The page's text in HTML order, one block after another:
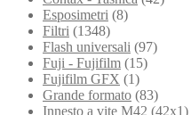
Esposimetri (8)
Filtri (1348)
Flash universali (97)
Fuji - Fujifilm (15)
Fujifilm GFX (1)
Grande formato (83)
Innesto a vite M42 (42x1)